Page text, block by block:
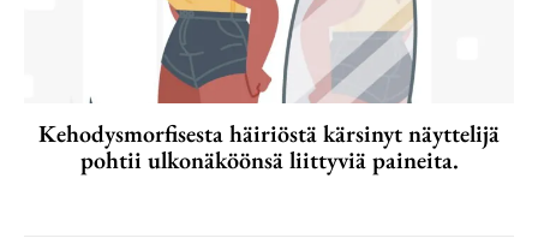
Kehodysmorfisesta häiriöstä kärsinyt näyttelijä
pohtii ulkonäköönsä liittyviä paineita.